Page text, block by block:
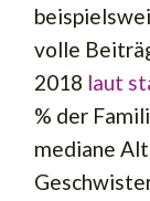
volle
2018 laut
% der
mediane